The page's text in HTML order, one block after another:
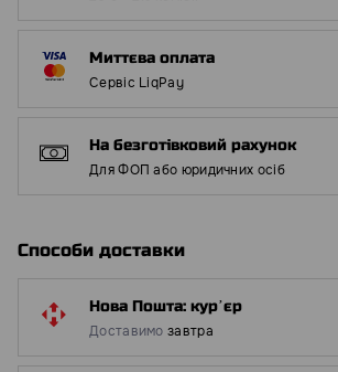
Миттєва оплата
Сервіс LiqPay
На безготівковий рахунок
Для ФОП або юридичних осіб
Способи доставки
Нова Пошта: курʼєр
Доставимо завтра